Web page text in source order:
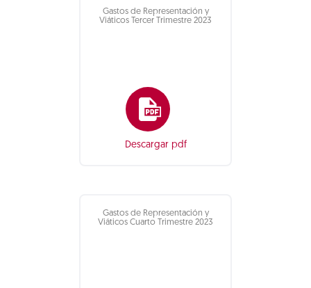
Gastos de Representación y
Viáticos Tercer Trimestre 2023
Descargar pdf
Gastos de Representación y
Viáticos Cuarto Trimestre 2023